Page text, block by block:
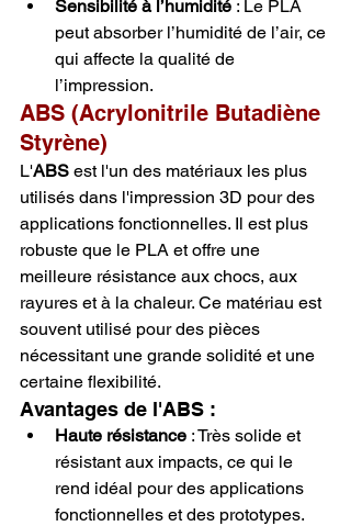
Sensibilité à l’humidité : Le PLA
peut absorber l’humidité de l’air, ce
qui affecte la qualité de
l’impression.
ABS (Acrylonitrile Butadiène
Styrène)
L'ABS est l'un des matériaux les plus
utilisés dans l'impression 3D pour des
applications fonctionnelles. Il est plus
robuste que le PLA et offre une
meilleure résistance aux chocs, aux
rayures et à la chaleur. Ce matériau est
souvent utilisé pour des pièces
nécessitant une grande solidité et une
certaine flexibilité.
Avantages de l'ABS :
Haute résistance : Très solide et
résistant aux impacts, ce qui le
rend idéal pour des applications
fonctionnelles et des prototypes.